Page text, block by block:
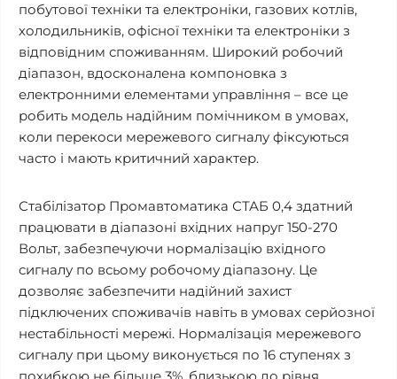
побутової техніки та електроніки, газових котлів,
холодильників, офісної техніки та електроніки з
відповідним споживанням. Широкий робочий
діапазон, вдосконалена компоновка з
електронними елементами управління – все це
робить модель надійним помічником в умовах,
коли перекоси мережевого сигналу фіксуються
часто і мають критичний характер.
Стабілізатор Промавтоматика СТАБ 0,4 здатний
працювати в діапазоні вхідних напруг 150-270
Вольт, забезпечуючи нормалізацію вхідного
сигналу по всьому робочому діапазону. Це
дозволяє забезпечити надійний захист
підключених споживачів навіть в умовах серйозної
нестабільності мережі. Нормалізація мережевого
сигналу при цьому виконується по 16 ступенях з